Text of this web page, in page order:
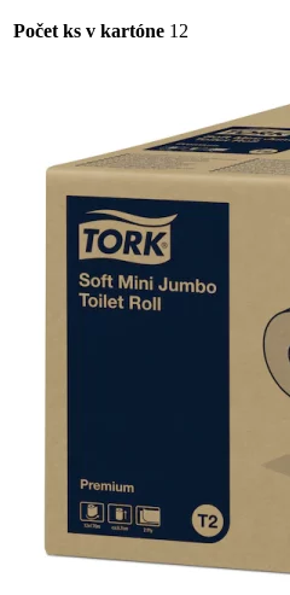
Počet ks v kartóne 12